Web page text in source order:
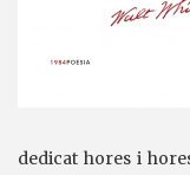
dedicat hores i